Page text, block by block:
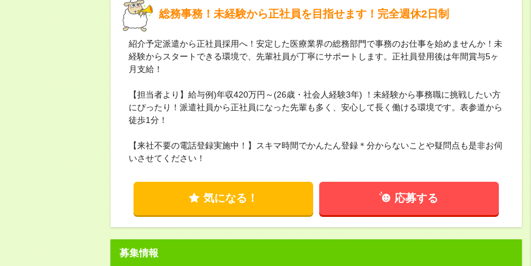
総務事務！未経験から正社員を目指せます！完全週休2日制
紹介予定派遣から正社員採用へ！安定した医療業界の総務部門で事務のお仕事を始めませんか！未
経験からスタートできる環境で、先輩社員が丁寧にサポートします。正社員登用後は年間賞与5ヶ
月支給！
【担当者より】給与例)年収420万円～(26歳・社会人経験3年) ！未経験から事務職に挑戦したい方
にぴったり！派遣社員から正社員になった先輩も多く、安心して長く働ける環境です。表参道から
徒歩1分！
【来社不要の電話登録実施中！】スキマ時間でかんたん登録＊分からないことや疑問点も是非お伺
いさせてください！
気になる！ 応募する
募集情報